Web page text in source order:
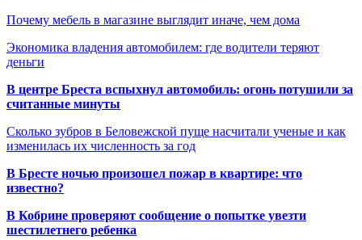
Почему мебель в магазине выглядит иначе, чем дома
Экономика владения автомобилем: где водители теряют
деньги
В центре Бреста вспыхнул автомобиль: огонь потушили за
считанные минуты
Сколько зубров в Беловежской пуще насчитали ученые и как
изменилась их численность за год
В Бресте ночью произошел пожар в квартире: что
известно?
В Кобрине проверяют сообщение о попытке увезти
шестилетнего ребенка